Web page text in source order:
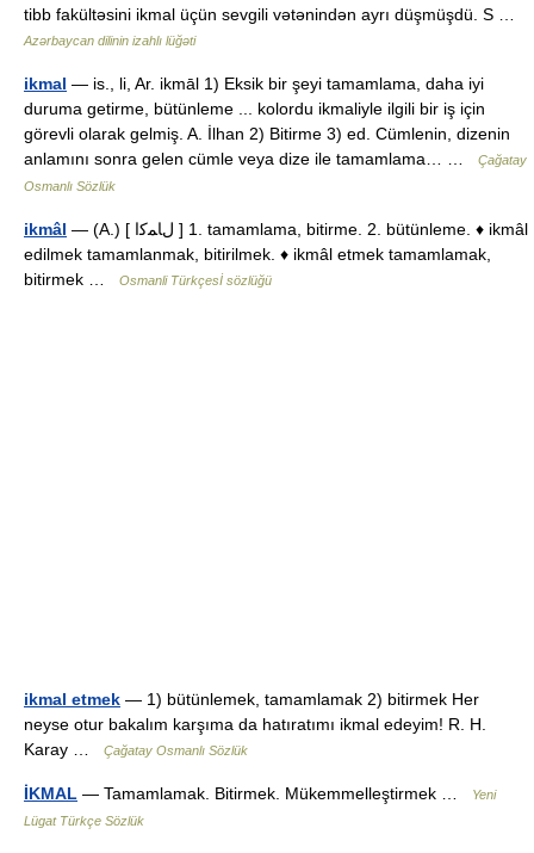
tibb fakültəsini ikmal üçün sevgili vətənindən ayrı düşmüşdü. S …
Azərbaycan dilinin izahlı lüğəti
ikmal — is., li, Ar. ikmāl 1) Eksik bir şeyi tamamlama, daha iyi
duruma getirme, bütünleme ... kolordu ikmaliyle ilgili bir iş için
görevli olarak gelmiş. A. İlhan 2) Bitirme 3) ed. Cümlenin, dizenin
anlamını sonra gelen cümle veya dize ile tamamlama… …
Çağatay
Osmanlı Sözlük
ikmâl — (A.) [ لﺎﻤﮐا ] 1. tamamlama, bitirme. 2. bütünleme. ♦ ikmâl
edilmek tamamlanmak, bitirilmek. ♦ ikmâl etmek tamamlamak,
bitirmek …
Osmanli Türkçesİ sözlüğü
ikmal etmek — 1) bütünlemek, tamamlamak 2) bitirmek Her
neyse otur bakalım karşıma da hatıratımı ikmal edeyim! R. H.
Karay …
Çağatay Osmanlı Sözlük
İKMAL — Tamamlamak. Bitirmek. Mükemmelleştirmek …
Yeni
Lügat Türkçe Sözlük